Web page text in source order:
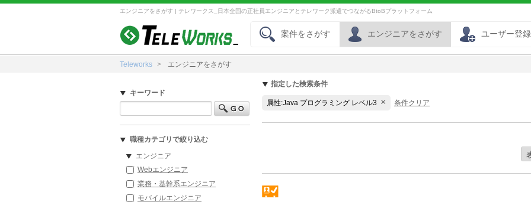
エンジニアをさがす | テレワークス_日本全国の正社員エンジニアとテレワーク派遣でつながるBtoBプラットフォーム
案件をさがす エンジニアをさがす ユーザー登録
Teleworks エンジニアをさがす
キーワード
職種カテゴリで絞り込む
エンジニア
Webエンジニア
業務・基幹系エンジニア
モバイルエンジニア
指定した検索条件
属性:Java プログラミング レベル3 × 条件クリア